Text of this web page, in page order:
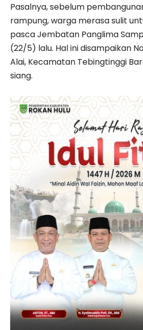
Pasalnya, sebelum
rampung, warga merasa sulit
pasca Jembatan Panglima
(22/5) lalu. Hal ini disampaikan
Alai, Kecamatan Tebingtinggi
siang.